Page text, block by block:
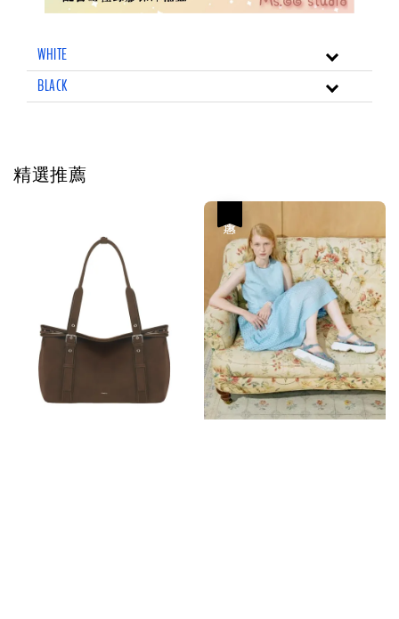
WHITE
BLACK
精選推薦